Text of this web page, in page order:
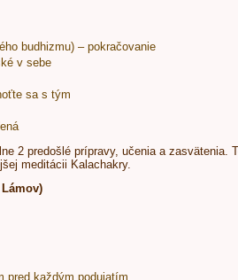
budhizmu) – pokračovanie
v sebe
sa s tým
2 predošlé prípravy, učenia a zasvätenia.
meditácii Kalachakry.
pred každým podujatím